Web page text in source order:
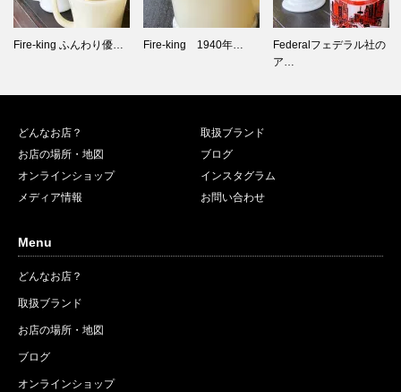
Fire-king 1940年…
Federalフェデラル社の
Fire-king 1950年…
どんなお店？
取扱ブランド
お店の場所・地図
ブログ
オンラインショップ
インスタグラム
メディア情報
お問い合わせ
Menu
どんなお店？
取扱ブランド
お店の場所・地図
ブログ
オンラインショップ